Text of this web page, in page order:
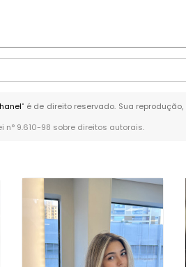
" é de direito reservado. Sua
n° 9.610-98 sobre direitos autorais.